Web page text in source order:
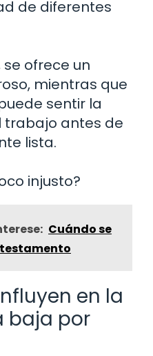
de diferentes
se ofrece un
mientras que
sentir la
trabajo antes de
lista.
injusto?
Cuándo se
en la
baja por